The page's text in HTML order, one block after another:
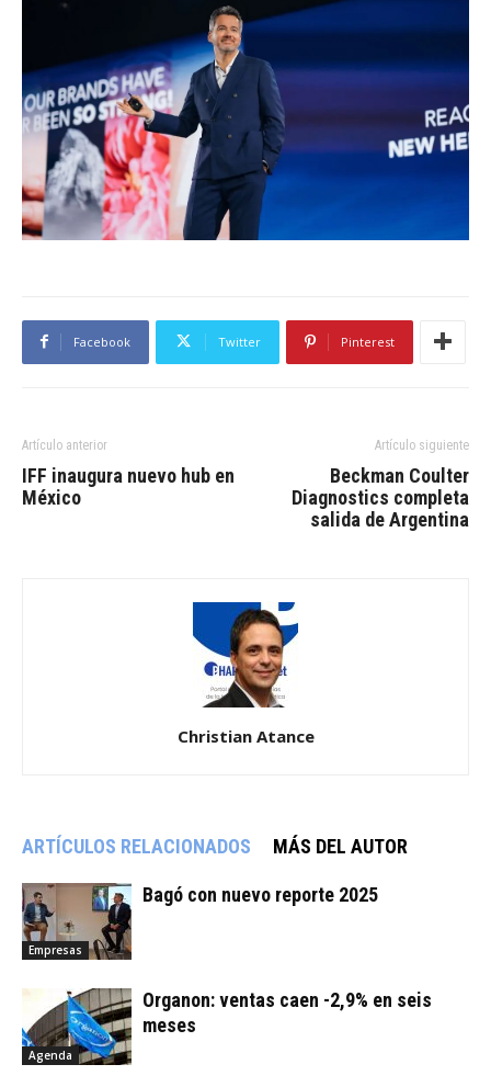
Facebook Twitter Pinterest
Artículo anterior
IFF inaugura nuevo hub en
México
Artículo siguiente
Beckman Coulter
Diagnostics completa
salida de Argentina
Christian Atance
ARTÍCULOS RELACIONADOS MÁS DEL AUTOR
Empresas
Bagó con nuevo reporte 2025
Agenda
Organon: ventas caen -2,9% en seis
meses